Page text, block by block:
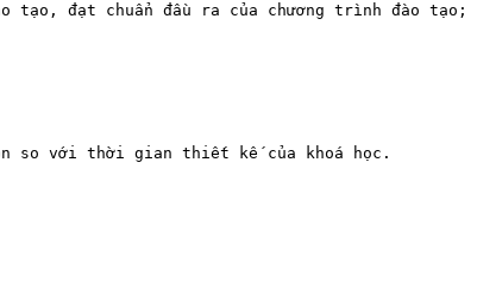
tạo, đạt chuẩn đầu ra của chương trình đào tạo;
so với thời gian thiết kế của khoá học.